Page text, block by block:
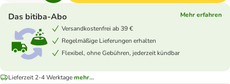
Das bitiba-Abo
Mehr erfahren
Versandkostenfrei ab 39 €
Regelmäßige Lieferungen erhalten
Flexibel, ohne Gebühren, jederzeit kündbar
Lieferzeit 2-4 Werktagemehr...